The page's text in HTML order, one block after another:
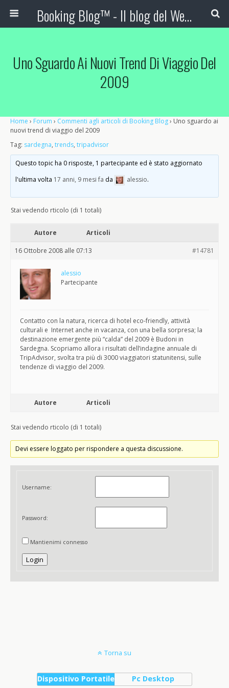
Booking Blog™ - Il blog del Web Marketing Turistico
Uno Sguardo Ai Nuovi Trend Di Viaggio Del
2009
Home › Forum › Commenti agli articoli di Booking Blog› Uno sguardo ai
nuovi trend di viaggio del 2009
Tag: sardegna, trends, tripadvisor
Questo topic ha 0 risposte, 1 partecipante ed è stato aggiornato
l'ultima volta 17 anni, 9 mesi fa da alessio.
Stai vedendo rticolo (di 1 totali)
Autore Articoli
16 Ottobre 2008 alle 07:13 #14781
alessio
Partecipante
Contatto con la natura, ricerca di hotel eco-friendly, attività
culturali e Internet anche in vacanza, con una bella sorpresa; la
destinazione emergente più “calda” del 2009 è Budoni in
Sardegna. Scopriamo allora i risultati dell’indagine annuale di
TripAdvisor, svolta tra più di 3000 viaggiatori statunitensi, sulle
tendenze di viaggio del 2009.
Autore Articoli
Stai vedendo rticolo (di 1 totali)
Devi essere loggato per rispondere a questa discussione.
Username:
Password:
Mantienimi connesso
Login
Torna su
Dispositivo Portatile Pc Desktop